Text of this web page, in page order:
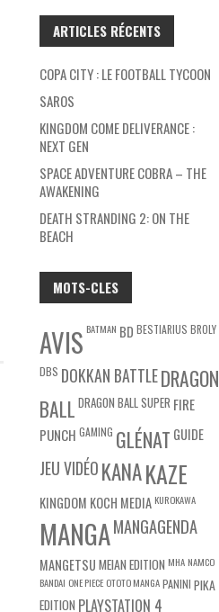
ARTICLES RÉCENTS
COPA CITY : LE FOOTBALL TYCOON
SAROS
KINGDOM COME DELIVERANCE :
NEXT GEN
SPACE ADVENTURE COBRA – THE
AWAKENING
DEATH STRANDING 2: ON THE
BEACH
MOTS-CLES
AVIS BATMAN BD BESTIARIUS BROLY
DBS DOKKAN BATTLEDRAGON
BALL DRAGON BALL SUPER FIRE
PUNCH GAMING GLÉNAT GUIDE
JEU VIDÉOKANAKAZE
KINGDOM KOCH MEDIA KUROKAWA
MANGAMANGAGENDA
MANGETSUMEIAN EDITION MHA NAMCO
BANDAI ONE PIECE OTOTO MANGAPANINI PIKA
EDITION PLAYSTATION 4